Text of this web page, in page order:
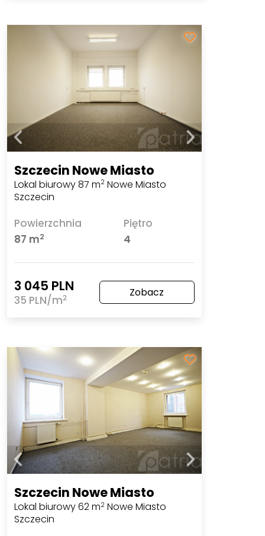
Szczecin Nowe Miasto
Lokal biurowy 87 m2 Nowe Miasto
Szczecin
Powierzchnia
87 m2
Piętro
4
3 045 PLN
35 PLN/m2 Zobacz
Szczecin Nowe Miasto
Lokal biurowy 62 m2 Nowe Miasto
Szczecin